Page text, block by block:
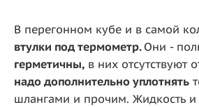
В перегонном кубе и в самой
втулки под термометр. Они -
герметичны, в них отсутствуют
надо дополнительно уплотнять
шлангами и прочим. Жидкость и